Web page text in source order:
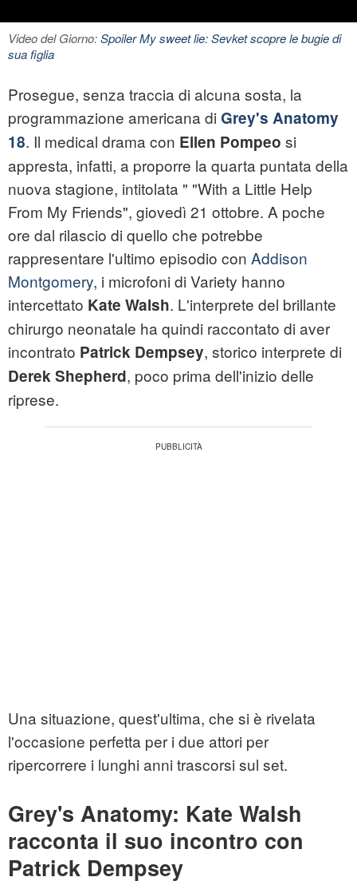
Video del Giorno:Spoiler My sweet lie: Sevket scopre le bugie di
sua figlia
Prosegue, senza traccia di alcuna sosta, la
programmazione americana di Grey's Anatomy
18. Il medical drama con Ellen Pompeo si
appresta, infatti, a proporre la quarta puntata della
nuova stagione, intitolata " "With a Little Help
From My Friends", giovedì 21 ottobre. A poche
ore dal rilascio di quello che potrebbe
rappresentare l'ultimo episodio con Addison
Montgomery, i microfoni di Variety hanno
intercettato Kate Walsh. L'interprete del brillante
chirurgo neonatale ha quindi raccontato di aver
incontrato Patrick Dempsey, storico interprete di
Derek Shepherd, poco prima dell'inizio delle
riprese.
Una situazione, quest'ultima, che si è rivelata
l'occasione perfetta per i due attori per
ripercorrere i lunghi anni trascorsi sul set.
Grey's Anatomy: Kate Walsh
racconta il suo incontro con
Patrick Dempsey